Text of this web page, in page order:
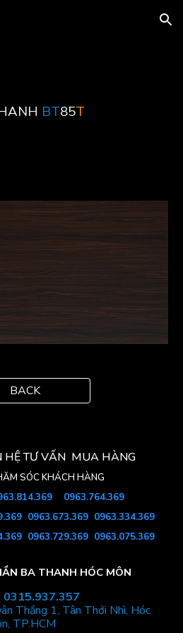
Skip to navigation
BT85T
BACK
HỆ TƯ VẤN MUA HÀNG
SÓC KHÁCH HÀNG
814.369 0963.764.369
0963.673.369 0963.334.369
0963.729.369 0963.075.369
BA THANH HÓC MÔN
0315.937.357
Thắng 1, Tân Thới Nhì, Hóc
TP.HCM